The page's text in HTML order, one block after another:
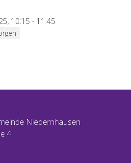
10:15 - 11:45
Niedernhausen
4